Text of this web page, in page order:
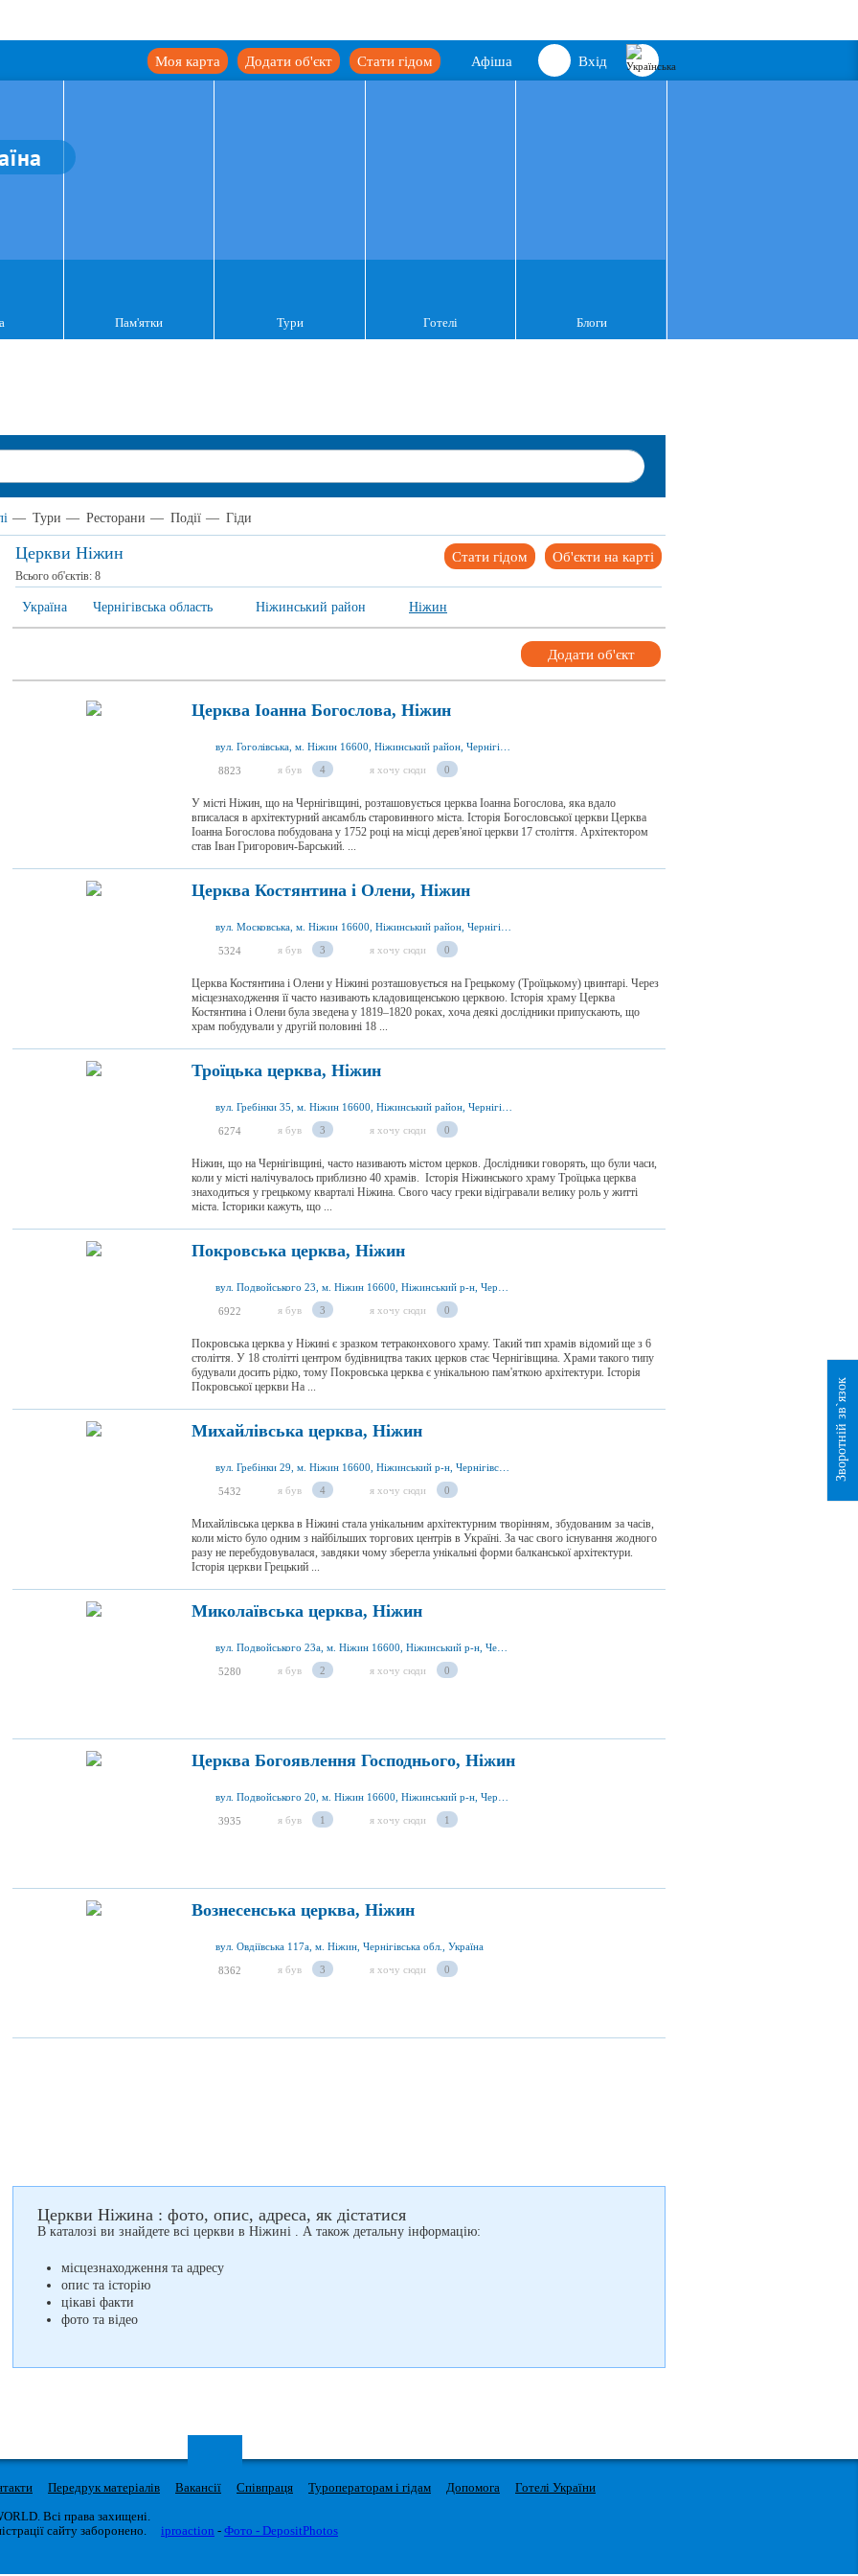
Вхід
Афіша
Стати гідом
Додати об'єкт
Моя карта
Пам'ятки Тури Готелі Блоги
— Тури — Ресторани — Події — Гіди
Церкви Ніжин Об'єкти на карті
Стати гідом
Всього об'єктів: 8
Україна Чернігівська область Ніжинський район Ніжин
Додати об'єкт
Церква Іоанна Богослова, Ніжин
8823 я був 4 я хочу сюди 0
У місті Ніжин, що на Чернігівщині, розташовується церква Іоанна Богослова, яка вдало
вписалася в архітектурний ансамбль старовинного міста. Історія Богословської церкви Церква
Іоанна Богослова побудована у 1752 році на місці дерев'яної церкви 17 століття. Архітектором
став Іван Григорович-Барський. ...
Церква Костянтина і Олени, Ніжин
5324 я був 3 я хочу сюди 0
Церква Костянтина і Олени у Ніжині розташовується на Грецькому (Троїцькому) цвинтарі. Через
місцезнаходження її часто називають кладовищенською церквою. Історія храму Церква
Костянтина і Олени була зведена у 1819–1820 роках, хоча деякі дослідники припускають, що
храм побудували у другій половині 18 ...
Троїцька церква, Ніжин
6274 я був 3 я хочу сюди 0
Ніжин, що на Чернігівщині, часто називають містом церков. Дослідники говорять, що були часи,
коли у місті налічувалось приблизно 40 храмів. Історія Ніжинського храму Троїцька церква
знаходиться у грецькому кварталі Ніжина. Свого часу греки відігравали велику роль у житті
міста. Історики кажуть, що ...
Покровська церква, Ніжин
6922 я був 3 я хочу сюди 0
Покровська церква у Ніжині є зразком тетраконхового храму. Такий тип храмів відомий ще з 6
століття. У 18 столітті центром будівництва таких церков стає Чернігівщина. Храми такого типу
будували досить рідко, тому Покровська церква є унікальною пам'яткою архітектури. Історія
Покровської церкви На ...
Михайлівська церква, Ніжин
5432 я був 4 я хочу сюди 0
Михайлівська церква в Ніжині стала унікальним архітектурним творінням, збудованим за часів,
коли місто було одним з найбільших торгових центрів в Україні. За час свого існування жодного
разу не перебудовувалася, завдяки чому зберегла унікальні форми балканської архітектури.
Історія церкви Грецький ...
Миколаївська церква, Ніжин
5280 я був 2 я хочу сюди 0
Церква Богоявлення Господнього, Ніжин
3935 я був 1 я хочу сюди 1
Вознесенська церква, Ніжин
вул. Овдіївська 117а, м. Ніжин, Чернігівська обл., Україна
8362 я був 3 я хочу сюди 0
Церкви Ніжина : фото, опис, адреса, як дістатися
В каталозі ви знайдете всі церкви в Ніжині . А також детальну інформацію:
місцезнаходження та адресу
опис та історію
цікаві факти
фото та відео
Передрук матеріалів Вакансії Співпраця Туроператорам і гідам Допомога
Готелі України
Всі права захищені.
сайту заборонено.
iproaction - Фото - DepositPhotos
Зворотній зв`язок